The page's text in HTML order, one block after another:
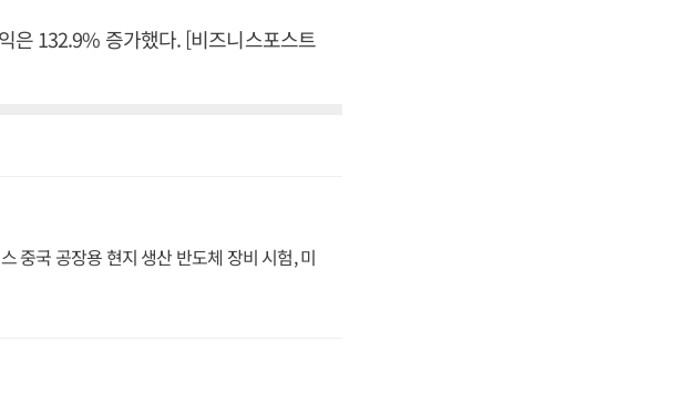
은 132.9% 증가했다. [비즈니스포스트
중국 공장용 현지 생산 반도체 장비 시험, 미